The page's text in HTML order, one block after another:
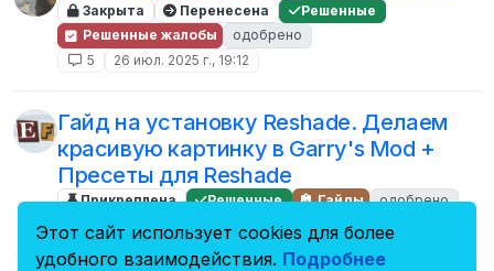
Закрыта Перенесена
Решенные
Решенные жалобы
одобрено
5
26 июл. 2025 г., 19:12
Гайд на установку Reshade. Делаем
красивую картинку в Garry's Mod +
Пресеты для Reshade
Прикреплена Решенные Гайды
одобрено
Этот сайт использует cookies для более
удобного взаимодействия. Подробнее